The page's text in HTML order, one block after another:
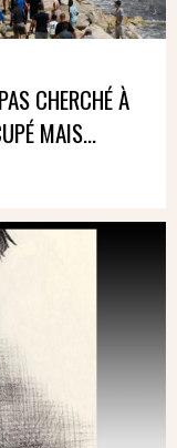
CHERCHÉ À
MAIS...